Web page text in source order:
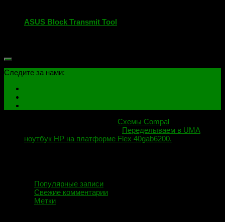
ASUS Block Transmit Tool
Следите за нами:
Схемы Compal
Переделываем в UMA
ноутбук HP на платформе Flex 40gab6200.
Популярные записи
Свежие комментарии
Метки